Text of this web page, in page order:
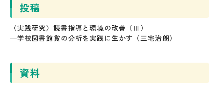
投稿
〈実践研究〉読書指導と環境の改善（Ⅲ）
─学校図書館賞の分析を実践に生かす（三宅治朗）
資料